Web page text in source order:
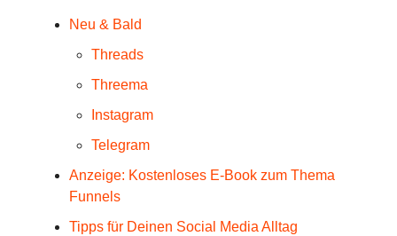
Neu & Bald
Threads
Threema
Instagram
Telegram
Anzeige: Kostenloses E-Book zum Thema
Funnels
Tipps für Deinen Social Media Alltag